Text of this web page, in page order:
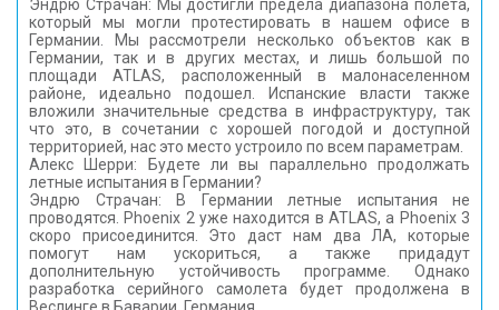
Эндрю Страчан: Мы достигли предела диапазона полета,
который мы могли протестировать в нашем офисе в
Германии. Мы рассмотрели несколько объектов как в
Германии, так и в других местах, и лишь большой по
площади ATLAS, расположенный в малонаселенном
районе, идеально подошел. Испанские власти также
вложили значительные средства в инфраструктуру, так
что это, в сочетании с хорошей погодой и доступной
территорией, нас это место устроило по всем параметрам.
Алекс Шерри: Будете ли вы параллельно продолжать
летные испытания в Германии?
Эндрю Страчан: В Германии летные испытания не
проводятся. Phoenix 2 уже находится в ATLAS, а Phoenix 3
скоро присоединится. Это даст нам два ЛА, которые
помогут нам ускориться, а также придадут
дополнительную устойчивость программе. Однако
разработка серийного самолета будет продолжена в